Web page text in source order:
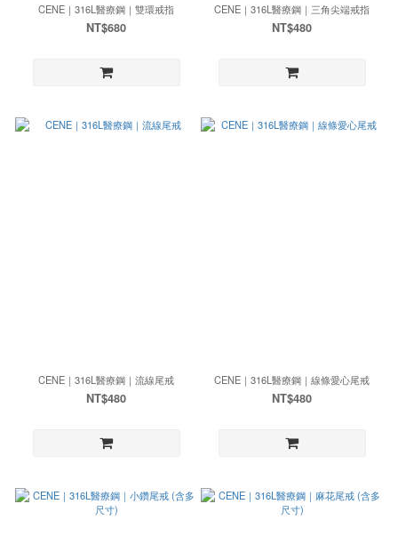
CENE｜316L醫療鋼｜雙環戒指
NT$680
CENE｜316L醫療鋼｜三角尖端戒指
NT$480
CENE｜316L醫療鋼｜流線尾戒
NT$480
CENE｜316L醫療鋼｜線條愛心尾戒
NT$480